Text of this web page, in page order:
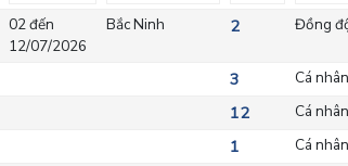
02 đến
12/07/2026
Bắc Ninh 2 Đồng
3 Cá
12 Cá
1 Cá